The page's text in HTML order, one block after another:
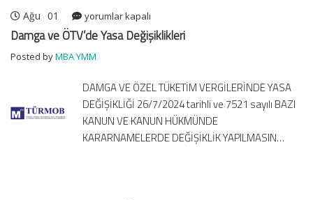
Ağu 01
Damga
ve
Yasa
için
yorumlar kapalı
Damga ve ÖTV’de Yasa Değişiklikleri
Posted byMBA YMM
DAMGA VE ÖZEL TÜKETİM VERGİLERİNDE YASA
DEĞİŞİKLİĞİ 26/7/2024 tarihli ve 7521 sayılı BAZI
KANUN VE KANUN HÜKMÜNDE
KARARNAMELERDE DEĞİŞİKLİK YAPILMASIN…